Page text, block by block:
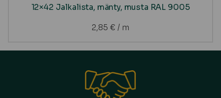
12×42 Jalkalista, mänty, musta RAL 9005
2,85 € / m